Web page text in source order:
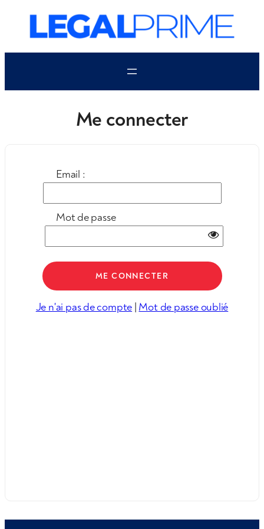
contenu
Me connecter
Email :
Mot de passe
Je n'ai pas de compte | Mot de passe oublié